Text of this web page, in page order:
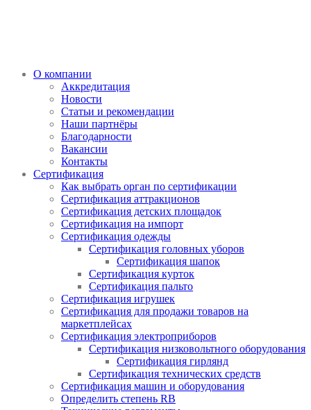
О компании
Аккредитация
Новости
Статьи и рекомендации
Наши партнёры
Благодарности
Вакансии
Контакты
Сертификация
Как выбрать орган по сертификации
Сертификация аттракционов
Сертификация детских площадок
Сертификация на импорт
Сертификация одежды
Сертификация головных уборов
Сертификация шапок
Сертификация курток
Сертификация пальто
Сертификация игрушек
Сертификация для продажи товаров на
маркетплейсах
Сертификация электроприборов
Сертификация низковольтного оборудования
Сертификация гирлянд
Сертификация технических средств
Сертификация машин и оборудования
Определить степень RB